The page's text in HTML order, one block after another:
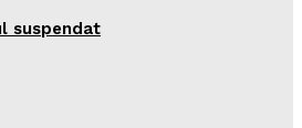
suspendat